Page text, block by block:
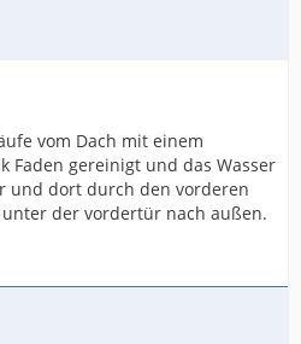
vom Dach mit einem
Faden gereinigt und das Wasser
und dort durch den vorderen
der vordertür nach außen.